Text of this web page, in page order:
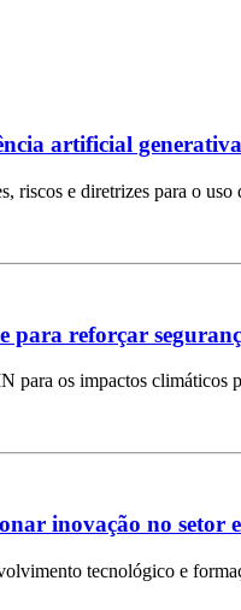
artificial
riscos e diretrizes para o
para reforçar
para os impactos climáticos
inovação no setor
tecnológico e